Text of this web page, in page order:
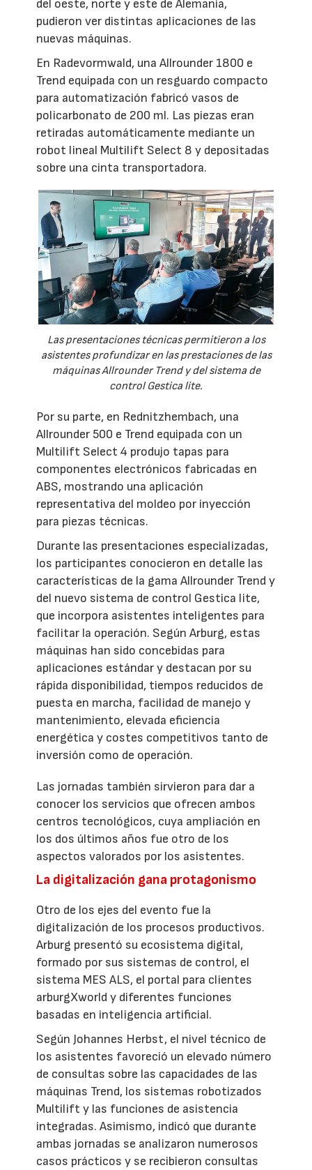
del oeste, norte y este de Alemania,
pudieron ver distintas aplicaciones de las
nuevas máquinas.
En Radevormwald, una Allrounder 1800 e
Trend equipada con un resguardo compacto
para automatización fabricó vasos de
policarbonato de 200 ml. Las piezas eran
retiradas automáticamente mediante un
robot lineal Multilift Select 8 y depositadas
sobre una cinta transportadora.
Las presentaciones técnicas permitieron a los
asistentes profundizar en las prestaciones de las
máquinas Allrounder Trend y del sistema de
control Gestica lite.
Por su parte, en Rednitzhembach, una
Allrounder 500 e Trend equipada con un
Multilift Select 4 produjo tapas para
componentes electrónicos fabricadas en
ABS, mostrando una aplicación
representativa del moldeo por inyección
para piezas técnicas.
Durante las presentaciones especializadas,
los participantes conocieron en detalle las
características de la gama Allrounder Trend y
del nuevo sistema de control Gestica lite,
que incorpora asistentes inteligentes para
facilitar la operación. Según Arburg, estas
máquinas han sido concebidas para
aplicaciones estándar y destacan por su
rápida disponibilidad, tiempos reducidos de
puesta en marcha, facilidad de manejo y
mantenimiento, elevada eficiencia
energética y costes competitivos tanto de
inversión como de operación.
Las jornadas también sirvieron para dar a
conocer los servicios que ofrecen ambos
centros tecnológicos, cuya ampliación en
los dos últimos años fue otro de los
aspectos valorados por los asistentes.
La digitalización gana protagonismo
Otro de los ejes del evento fue la
digitalización de los procesos productivos.
Arburg presentó su ecosistema digital,
formado por sus sistemas de control, el
sistema MES ALS, el portal para clientes
arburgXworld y diferentes funciones
basadas en inteligencia artificial.
Según Johannes Herbst, el nivel técnico de
los asistentes favoreció un elevado número
de consultas sobre las capacidades de las
máquinas Trend, los sistemas robotizados
Multilift y las funciones de asistencia
integradas. Asimismo, indicó que durante
ambas jornadas se analizaron numerosos
casos prácticos y se recibieron consultas